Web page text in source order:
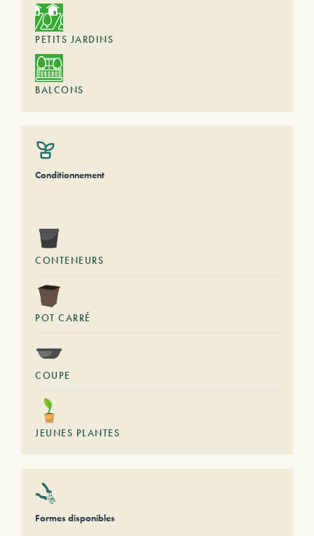
PETITS JARDINS
BALCONS
Conditionnement
CONTENEURS
POT CARRÉ
COUPE
JEUNES PLANTES
Formes disponibles